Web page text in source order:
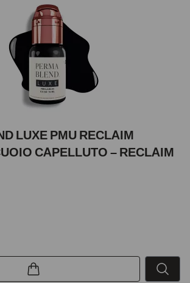
LUXE PMU RECLAIM
CAPELLUTO – RECLAIM